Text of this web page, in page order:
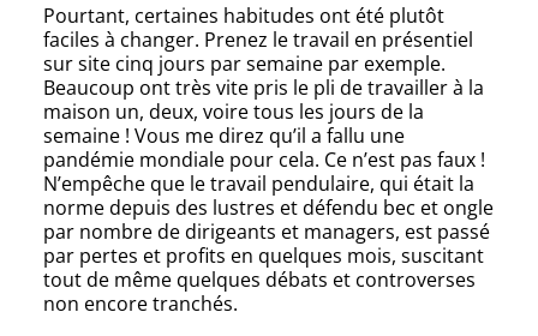
Pourtant, certaines habitudes ont été plutôt
faciles à changer. Prenez le travail en présentiel
sur site cinq jours par semaine par exemple.
Beaucoup ont très vite pris le pli de travailler à la
maison un, deux, voire tous les jours de la
semaine ! Vous me direz qu’il a fallu une
pandémie mondiale pour cela. Ce n’est pas faux !
N’empêche que le travail pendulaire, qui était la
norme depuis des lustres et défendu bec et ongle
par nombre de dirigeants et managers, est passé
par pertes et profits en quelques mois, suscitant
tout de même quelques débats et controverses
non encore tranchés.